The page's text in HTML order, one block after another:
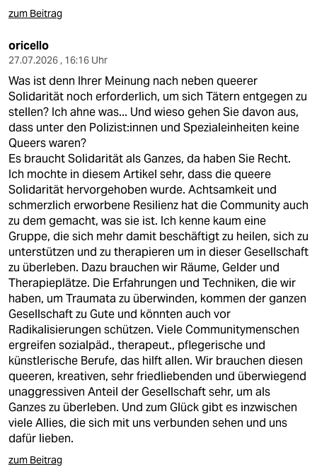
zum Beitrag
oricello
27.07.2026 , 16:16 Uhr
Was ist denn Ihrer Meinung nach neben queerer
Solidarität noch erforderlich, um sich Tätern entgegen zu
stellen? Ich ahne was... Und wieso gehen Sie davon aus,
dass unter den Polizist:innen und Spezialeinheiten keine
Queers waren?
Es braucht Solidarität als Ganzes, da haben Sie Recht.
Ich mochte in diesem Artikel sehr, dass die queere
Solidarität hervorgehoben wurde. Achtsamkeit und
schmerzlich erworbene Resilienz hat die Community auch
zu dem gemacht, was sie ist. Ich kenne kaum eine
Gruppe, die sich mehr damit beschäftigt zu heilen, sich zu
unterstützen und zu therapieren um in dieser Gesellschaft
zu überleben. Dazu brauchen wir Räume, Gelder und
Therapieplätze. Die Erfahrungen und Techniken, die wir
haben, um Traumata zu überwinden, kommen der ganzen
Gesellschaft zu Gute und könnten auch vor
Radikalisierungen schützen. Viele Communitymenschen
ergreifen sozialpäd., therapeut., pflegerische und
künstlerische Berufe, das hilft allen. Wir brauchen diesen
queeren, kreativen, sehr friedliebenden und überwiegend
unaggressiven Anteil der Gesellschaft sehr, um als
Ganzes zu überleben. Und zum Glück gibt es inzwischen
viele Allies, die sich mit uns verbunden sehen und uns
dafür lieben.
zum Beitrag